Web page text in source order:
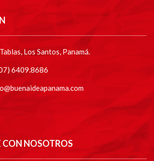
Los Santos, Panamá.
6409.8686
NOSOTROS